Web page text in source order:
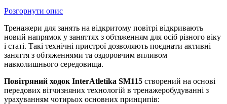
Розгорнути опис
Тренажери для занять на відкритому повітрі відкривають
новий напрямок у заняттях з обтяженням для осіб різного віку
і статі. Такі технічні пристрої дозволяють поєднати активні
заняття з обтяженнями та оздоровчим впливом
навколишнього середовища.
Повітряний ходок InterAtletika SM115 створений на основі
передових вітчизняних технологій в тренажеробудуванні з
урахуванням чотирьох основних принципів: